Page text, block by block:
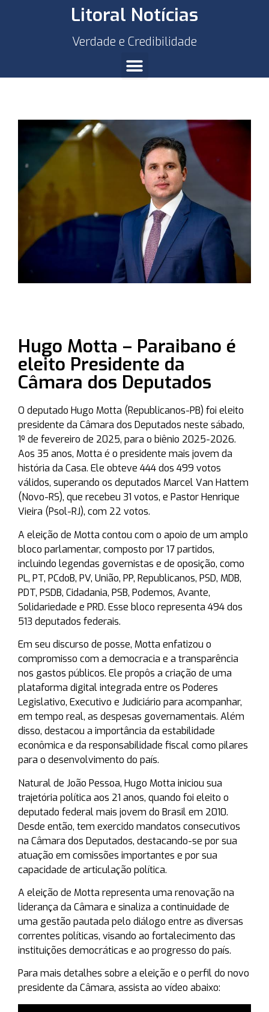
Litoral Notícias
Verdade e Credibilidade
Hugo Motta – Paraibano é
eleito Presidente da
Câmara dos Deputados
O deputado Hugo Motta (Republicanos-PB) foi eleito
presidente da Câmara dos Deputados neste sábado,
1º de fevereiro de 2025, para o biênio 2025-2026.
Aos 35 anos, Motta é o presidente mais jovem da
história da Casa. Ele obteve 444 dos 499 votos
válidos, superando os deputados Marcel Van Hattem
(Novo-RS), que recebeu 31 votos, e Pastor Henrique
Vieira (Psol-RJ), com 22 votos.
A eleição de Motta contou com o apoio de um amplo
bloco parlamentar, composto por 17 partidos,
incluindo legendas governistas e de oposição, como
PL, PT, PCdoB, PV, União, PP, Republicanos, PSD, MDB,
PDT, PSDB, Cidadania, PSB, Podemos, Avante,
Solidariedade e PRD. Esse bloco representa 494 dos
513 deputados federais.
Em seu discurso de posse, Motta enfatizou o
compromisso com a democracia e a transparência
nos gastos públicos. Ele propôs a criação de uma
plataforma digital integrada entre os Poderes
Legislativo, Executivo e Judiciário para acompanhar,
em tempo real, as despesas governamentais. Além
disso, destacou a importância da estabilidade
econômica e da responsabilidade fiscal como pilares
para o desenvolvimento do país.
Natural de João Pessoa, Hugo Motta iniciou sua
trajetória política aos 21 anos, quando foi eleito o
deputado federal mais jovem do Brasil em 2010.
Desde então, tem exercido mandatos consecutivos
na Câmara dos Deputados, destacando-se por sua
atuação em comissões importantes e por sua
capacidade de articulação política.
A eleição de Motta representa uma renovação na
liderança da Câmara e sinaliza a continuidade de
uma gestão pautada pelo diálogo entre as diversas
correntes políticas, visando ao fortalecimento das
instituições democráticas e ao progresso do país.
Para mais detalhes sobre a eleição e o perfil do novo
presidente da Câmara, assista ao vídeo abaixo: